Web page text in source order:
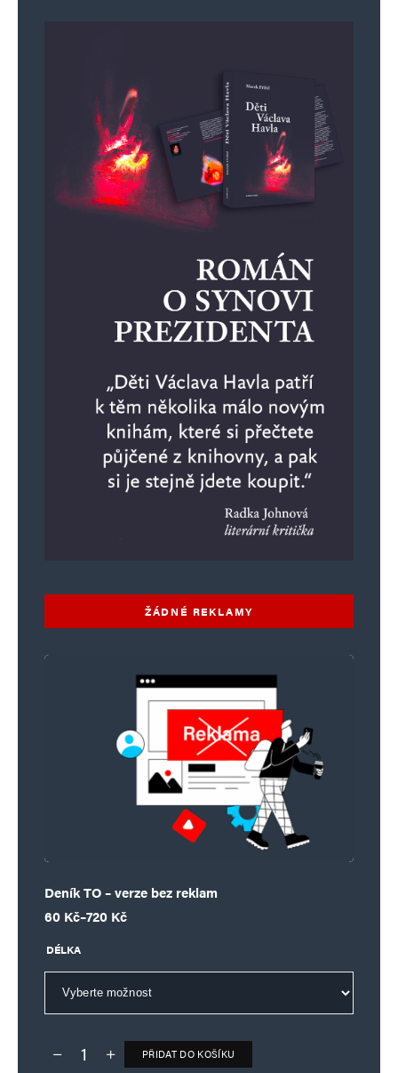
ŽÁDNÉ REKLAMY
Deník TO – verze bez reklam
60 Kč–720 Kč
Rozpětí cen: 60 Kč až 720 Kč
DÉLKA
Deník TO – verze bez reklam množství
PŘIDAT DO KOŠÍKU